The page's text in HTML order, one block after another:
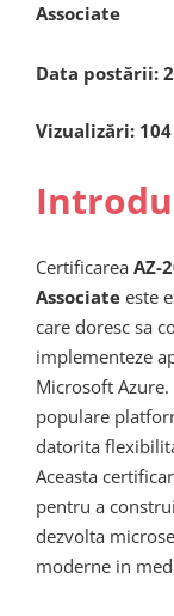
Associate
Data postării:
Vizualizări: 104
Certificarea AZ-
Associate este
care doresc sa
implementeze
Microsoft
populare
datorita
Aceasta
pentru a
dezvolta
moderne in